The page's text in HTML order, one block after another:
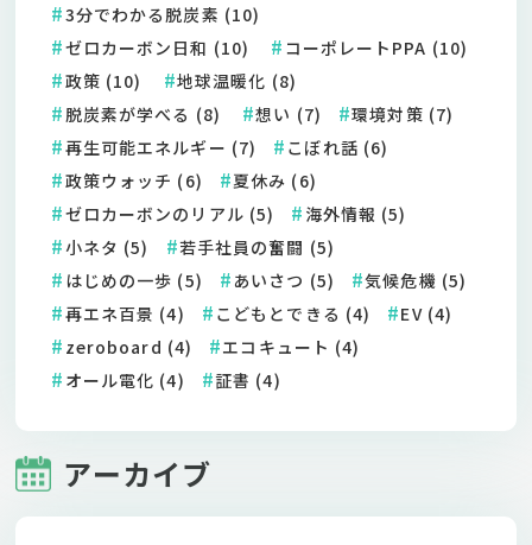
3分でわかる脱炭素 (10)
ゼロカーボン日和 (10)
コーポレートPPA (10)
政策 (10)
地球温暖化 (8)
脱炭素が学べる (8)
想い (7)
環境対策 (7)
再生可能エネルギー (7)
こぼれ話 (6)
政策ウォッチ (6)
夏休み (6)
ゼロカーボンのリアル (5)
海外情報 (5)
小ネタ (5)
若手社員の奮闘 (5)
はじめの一歩 (5)
あいさつ (5)
気候危機 (5)
再エネ百景 (4)
こどもとできる (4)
EV (4)
zeroboard (4)
エコキュート (4)
オール電化 (4)
証書 (4)
アーカイブ